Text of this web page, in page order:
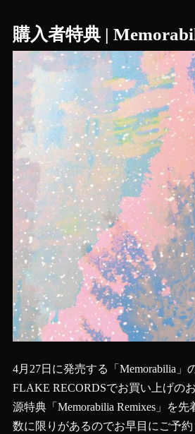
購入者特典 |
4月27日に発売する「Memorabilia」
FLAKE RECORDSでお買い上げの
源特典「Memorabilia Remixes」を先
数に限りがあるのでお早目にご予約